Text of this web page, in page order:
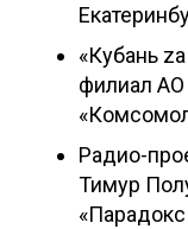
«Кубань
филиал АО
Радио-
Тимур